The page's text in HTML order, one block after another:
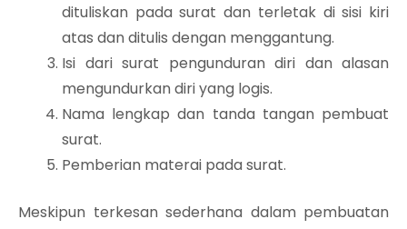
dituliskan pada surat dan terletak di sisi kiri
atas dan ditulis dengan menggantung.
Isi dari surat pengunduran diri dan alasan
mengundurkan diri yang logis.
Nama lengkap dan tanda tangan pembuat
surat.
Pemberian materai pada surat.
Meskipun terkesan sederhana dalam pembuatan